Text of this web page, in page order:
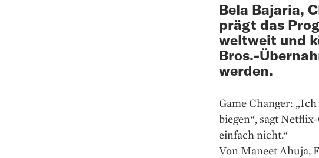
Bela Bajaria,
prägt das
weltweit und
Bros.-
werden.
Game Changer:
biegen“, sagt
einfach nicht.“
Von Maneet Ahuja,